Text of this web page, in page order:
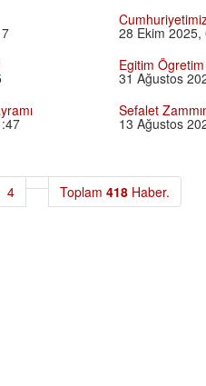
28 Ekim 2025,
Egitim Ögretim
31 Ağustos
Sefalet
13 Ağustos
4 Toplam 418 Haber.